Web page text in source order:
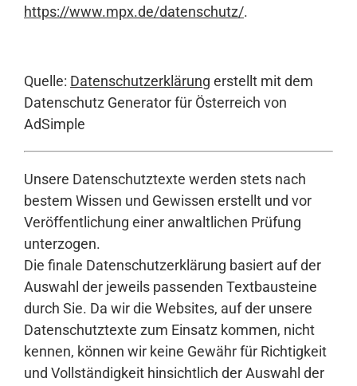
https://www.mpx.de/datenschutz/.
Quelle: Datenschutzerklärung erstellt mit dem
Datenschutz Generator für Österreich von
AdSimple
Unsere Datenschutztexte werden stets nach
bestem Wissen und Gewissen erstellt und vor
Veröffentlichung einer anwaltlichen Prüfung
unterzogen.
Die finale Datenschutzerklärung basiert auf der
Auswahl der jeweils passenden Textbausteine
durch Sie. Da wir die Websites, auf der unsere
Datenschutztexte zum Einsatz kommen, nicht
kennen, können wir keine Gewähr für Richtigkeit
und Vollständigkeit hinsichtlich der Auswahl der